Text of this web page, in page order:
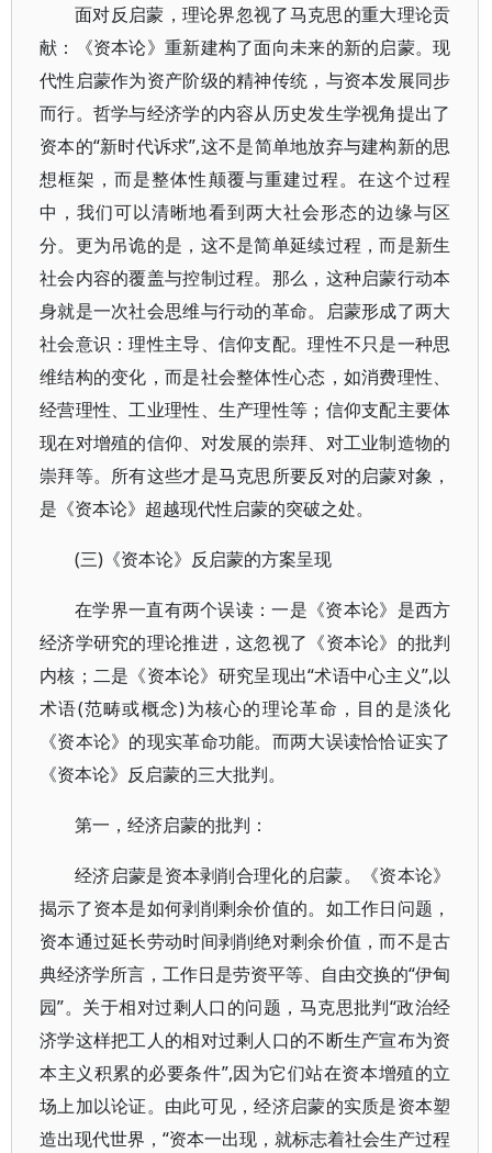
面对反启蒙，理论界忽视了马克思的重大理论贡
献：《资本论》重新建构了面向未来的新的启蒙。现
代性启蒙作为资产阶级的精神传统，与资本发展同步
而行。哲学与经济学的内容从历史发生学视角提出了
资本的“新时代诉求”,这不是简单地放弃与建构新的思
想框架，而是整体性颠覆与重建过程。在这个过程
中，我们可以清晰地看到两大社会形态的边缘与区
分。更为吊诡的是，这不是简单延续过程，而是新生
社会内容的覆盖与控制过程。那么，这种启蒙行动本
身就是一次社会思维与行动的革命。启蒙形成了两大
社会意识：理性主导、信仰支配。理性不只是一种思
维结构的变化，而是社会整体性心态，如消费理性、
经营理性、工业理性、生产理性等；信仰支配主要体
现在对增殖的信仰、对发展的崇拜、对工业制造物的
崇拜等。所有这些才是马克思所要反对的启蒙对象，
是《资本论》超越现代性启蒙的突破之处。
(三)《资本论》反启蒙的方案呈现
在学界一直有两个误读：一是《资本论》是西方
经济学研究的理论推进，这忽视了《资本论》的批判
内核；二是《资本论》研究呈现出“术语中心主义”,以
术语(范畴或概念)为核心的理论革命，目的是淡化
《资本论》的现实革命功能。而两大误读恰恰证实了
《资本论》反启蒙的三大批判。
第一，经济启蒙的批判：
经济启蒙是资本剥削合理化的启蒙。《资本论》
揭示了资本是如何剥削剩余价值的。如工作日问题，
资本通过延长劳动时间剥削绝对剩余价值，而不是古
典经济学所言，工作日是劳资平等、自由交换的“伊甸
园”。关于相对过剩人口的问题，马克思批判“政治经
济学这样把工人的相对过剩人口的不断生产宣布为资
本主义积累的必要条件”,因为它们站在资本增殖的立
场上加以论证。由此可见，经济启蒙的实质是资本塑
造出现代世界，“资本一出现，就标志着社会生产过程